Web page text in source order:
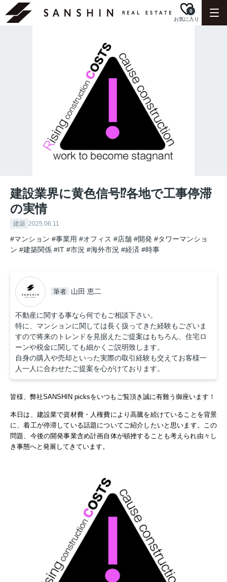
お気に入り
0
建設業界に黄色信号⁉︎各地で工事停滞
の実情
建築 2025.06.11
#マンション #事業用 #オフィス #店舗 #開発 #タワーマンショ
ン #建築関係 #IT #市況 #海外市況 #経済 #時事
筆者 山田 恵二
不動産に関する事なら何でもご相談下さい。
特に、マンションに関しては長く扱ってきた経験もございま
すので将来のトレンドを見据えたご提案はもちろん、住宅ロ
ーンや税金に関しても細かくご説明致します。
自身の購入や売却といった実際の取引経験も交えてお客様一
人一人に合わせたご提案を心がけております。
皆様、弊社SANSHIN picksをいつもご覧頂き誠に有難う御座います！
本日は、建設業で資材費・人権費により高騰を続けていることを背景
に 、着工が停滞している話題についてご紹介したいと思います。この
問題、今後の開発事業含め計画自体が頓挫することも考えられ由々し
き事態へと発展してきています。